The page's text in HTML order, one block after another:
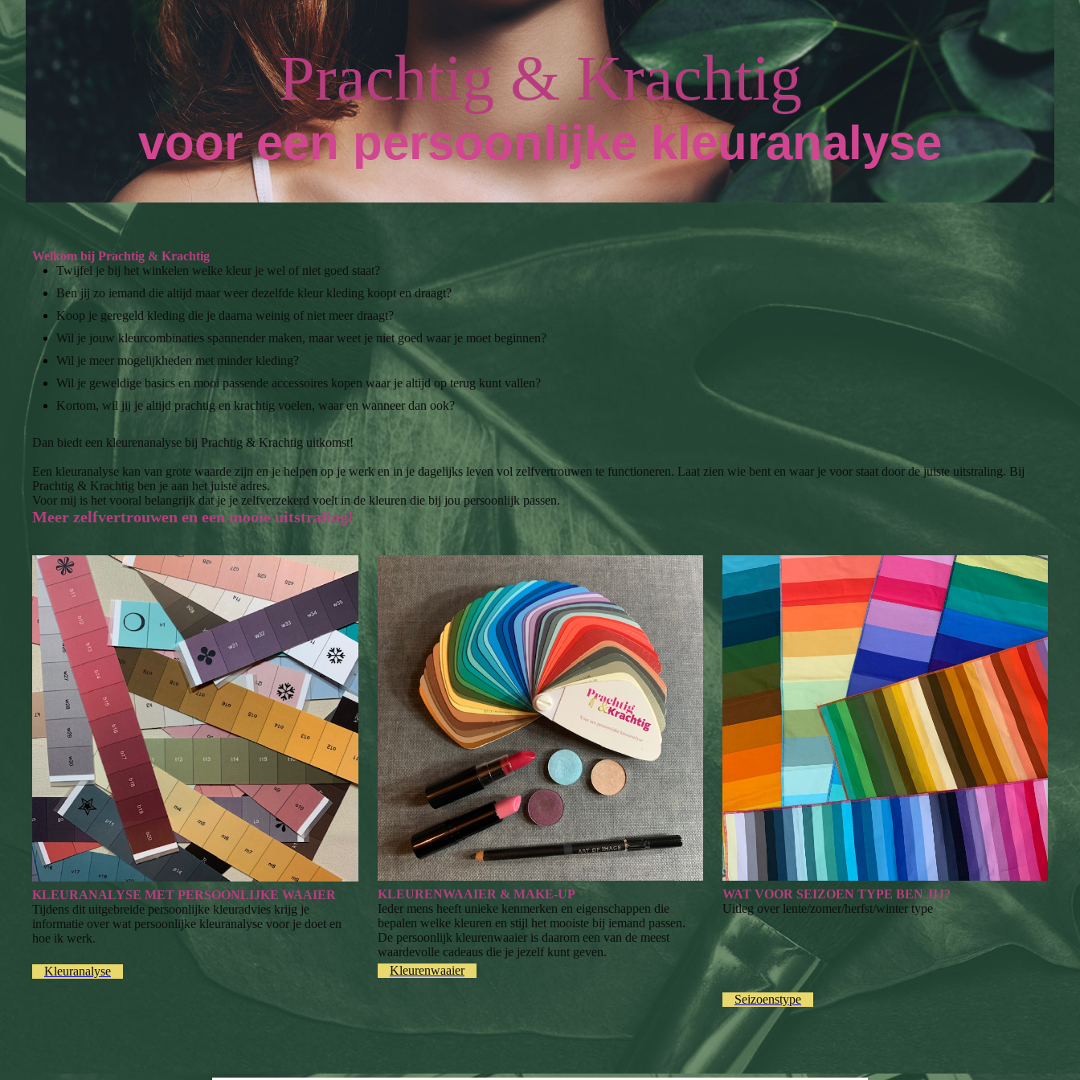
Prachtig & Krachtig
voor een persoonlijke kleuranalyse
Welkom bij Prachtig & Krachtig
Twijfel je bij het winkelen welke kleur je wel of niet goed staat?
Ben jij zo iemand die altijd maar weer dezelfde kleur kleding koopt en draagt?
Koop je geregeld kleding die je daarna weinig of niet meer draagt?
Wil je jouw kleurcombinaties spannender maken, maar weet je niet goed waar je moet beginnen?
Wil je meer mogelijkheden met minder kleding?
Wil je geweldige basics en mooi passende accessoires kopen waar je altijd op terug kunt vallen?
Kortom, wil jij je altijd prachtig en krachtig voelen, waar en wanneer dan ook?
Dan biedt een kleurenanalyse bij Prachtig & Krachtig uitkomst!
Een kleuranalyse kan van grote waarde zijn en je helpen op je werk en in je dagelijks leven vol zelfvertrouwen te functioneren. Laat zien wie bent en waar je voor staat door de juiste uitstraling. Bij
Prachtig & Krachtig ben je aan het juiste adres.
Voor mij is het vooral belangrijk dat je je zelfverzekerd voelt in de kleuren die bij jou persoonlijk passen.
Meer zelfvertrouwen en een mooie uitstraling!
KLEURANALYSE MET PERSOONLIJKE WAAIER
Tijdens dit uitgebreide persoonlijke kleuradvies krijg je
informatie over wat persoonlijke kleuranalyse voor je doet en
hoe ik werk.
Kleuranalyse
KLEURENWAAIER & MAKE-UP
Ieder mens heeft unieke kenmerken en eigenschappen die
bepalen welke kleuren en stijl het mooiste bij iemand passen.
De persoonlijk kleurenwaaier is daarom een van de meest
waardevolle cadeaus die je jezelf kunt geven.
Kleurenwaaier
WAT VOOR SEIZOEN TYPE BEN JIJ?
Uitleg over lente/zomer/herfst/winter type
Seizoenstype